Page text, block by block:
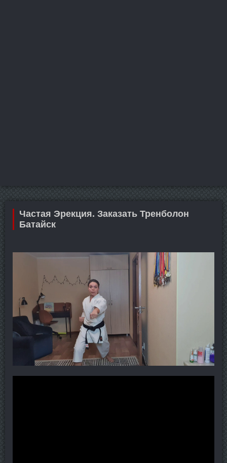
Частая Эрекция. Заказать Тренболон
Батайск